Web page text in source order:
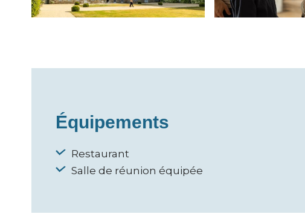
Équipements
Restaurant
Salle de réunion équipée